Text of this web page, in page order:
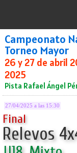
Campeonato
Torneo Mayor
26 y 27 de abril
2025
Pista Rafael Ángel
27/04/2025 a las 15:30
Final
Relevos